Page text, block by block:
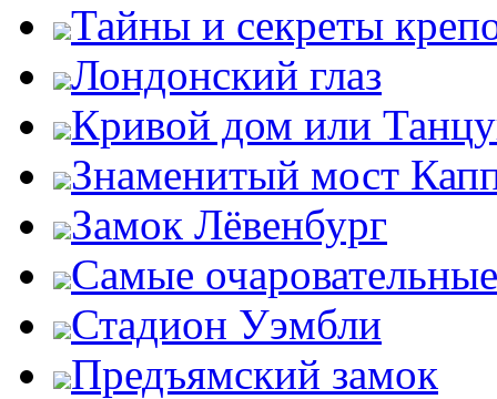
Тайны и секреты
Лондонский глаз
Кривой дом или
Знаменитый мост
Замок Лёвенбург
Самые
Стадион Уэмбли
Предъямский замок